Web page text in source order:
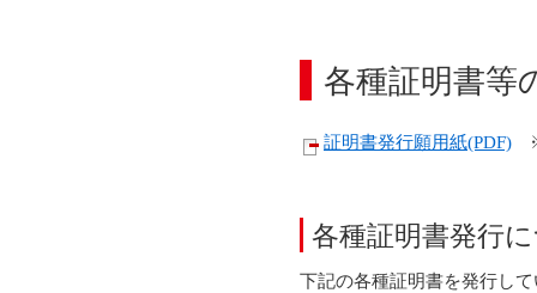
各種証明書等
証明書発行願用紙(PDF) ※
各種証明書発行
下記の各種証明書を発行し